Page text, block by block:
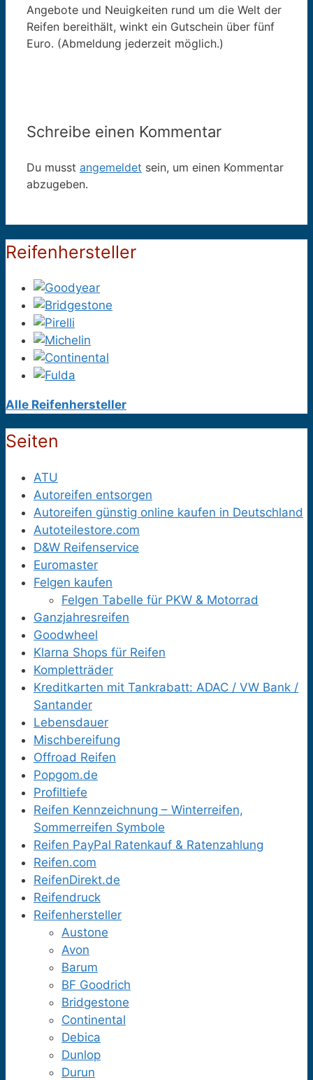
Angebote und Neuigkeiten rund um die Welt der
Reifen bereithält, winkt ein Gutschein über fünf
Euro. (Abmeldung jederzeit möglich.)
Schreibe einen Kommentar
Du musst angemeldet sein, um einen Kommentar
abzugeben.
Reifenhersteller
Alle Reifenhersteller
Seiten
ATU
Autoreifen entsorgen
Autoreifen günstig online kaufen in Deutschland
Autoteilestore.com
D&W Reifenservice
Euromaster
Felgen kaufen
Felgen Tabelle für PKW & Motorrad
Ganzjahresreifen
Goodwheel
Klarna Shops für Reifen
Kompletträder
Kreditkarten mit Tankrabatt: ADAC / VW Bank /
Santander
Lebensdauer
Mischbereifung
Offroad Reifen
Popgom.de
Profiltiefe
Reifen Kennzeichnung – Winterreifen,
Sommerreifen Symbole
Reifen PayPal Ratenkauf & Ratenzahlung
Reifen.com
ReifenDirekt.de
Reifendruck
Reifenhersteller
Austone
Avon
Barum
BF Goodrich
Bridgestone
Continental
Debica
Dunlop
Durun